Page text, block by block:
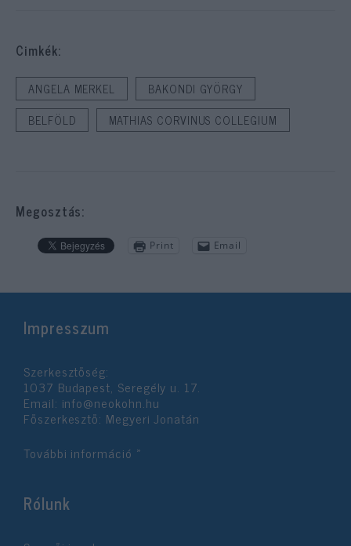
Cimkék:
ANGELA MERKEL
BAKONDI GYÖRGY
BELFÖLD
MATHIAS CORVINUS COLLEGIUM
Megosztás:
Print Email
Impresszum
Szerkesztőség:
1037 Budapest, Seregély u. 17.
Email: info@neokohn.hu
Főszerkesztő: Megyeri Jonatán
További információ »
Rólunk